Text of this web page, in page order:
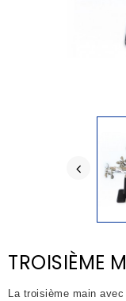
TROISIÈME
La troisième main